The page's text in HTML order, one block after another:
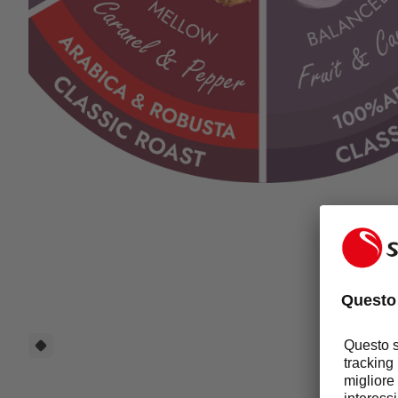
Flavour Wheel-Classic Roast - Arabica Robusta 4.png